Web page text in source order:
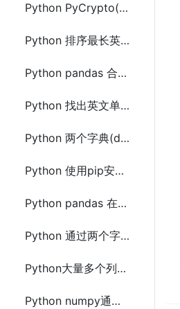
Python PyCrypto(PyCryptodome) ASE实现对文件加密和解密方法
Python 排序最长英文单词链(列表中前一个单词末字母是下一个单词的首字母)
Python pandas 合并两个或多个DataFrame的方法代码
Python 找出英文单词列表(list)中最长单词链
Python 两个字典(dic)中相同key合并(value分别作合成后字典key和value)
Python 使用pip安装 tld 报错：Cannot uninstall 'six'
Python pandas 在给定的日期范围内生成多个随机日期
Python 通过两个字符串(分隔符)分割拆(split)分字符串的方法代码总结
Python大量多个列表(list)合并(合并有相同元素的列表)
Python numpy通过一定规则重复数据组中的数据